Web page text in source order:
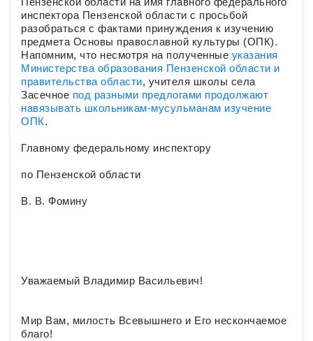
инспектора Пензенской области с просьбой
разобраться с фактами принуждения к изучению
предмета Основы православной культуры (ОПК).
Напомним, что несмотря на полученные указания
Министерства образования Пензенской области и
правительства области, учителя школы села
Засечное под разными предлогами продолжают
навязывать школьникам-мусульманам изучение
ОПК.
Главному федеральному инспектору
по Пензенской области
В. В. Фомину
Уважаемый Владимир Васильевич!
Мир Вам, милость Всевышнего и Его нескончаемое
благо!